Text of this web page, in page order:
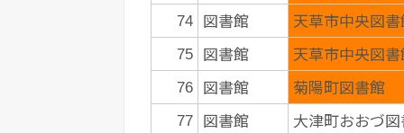
74 図書館 天草市中央図
75 図書館 天草市中央図
76 図書館 菊陽町図書館
77 図書館 大津町おおづ